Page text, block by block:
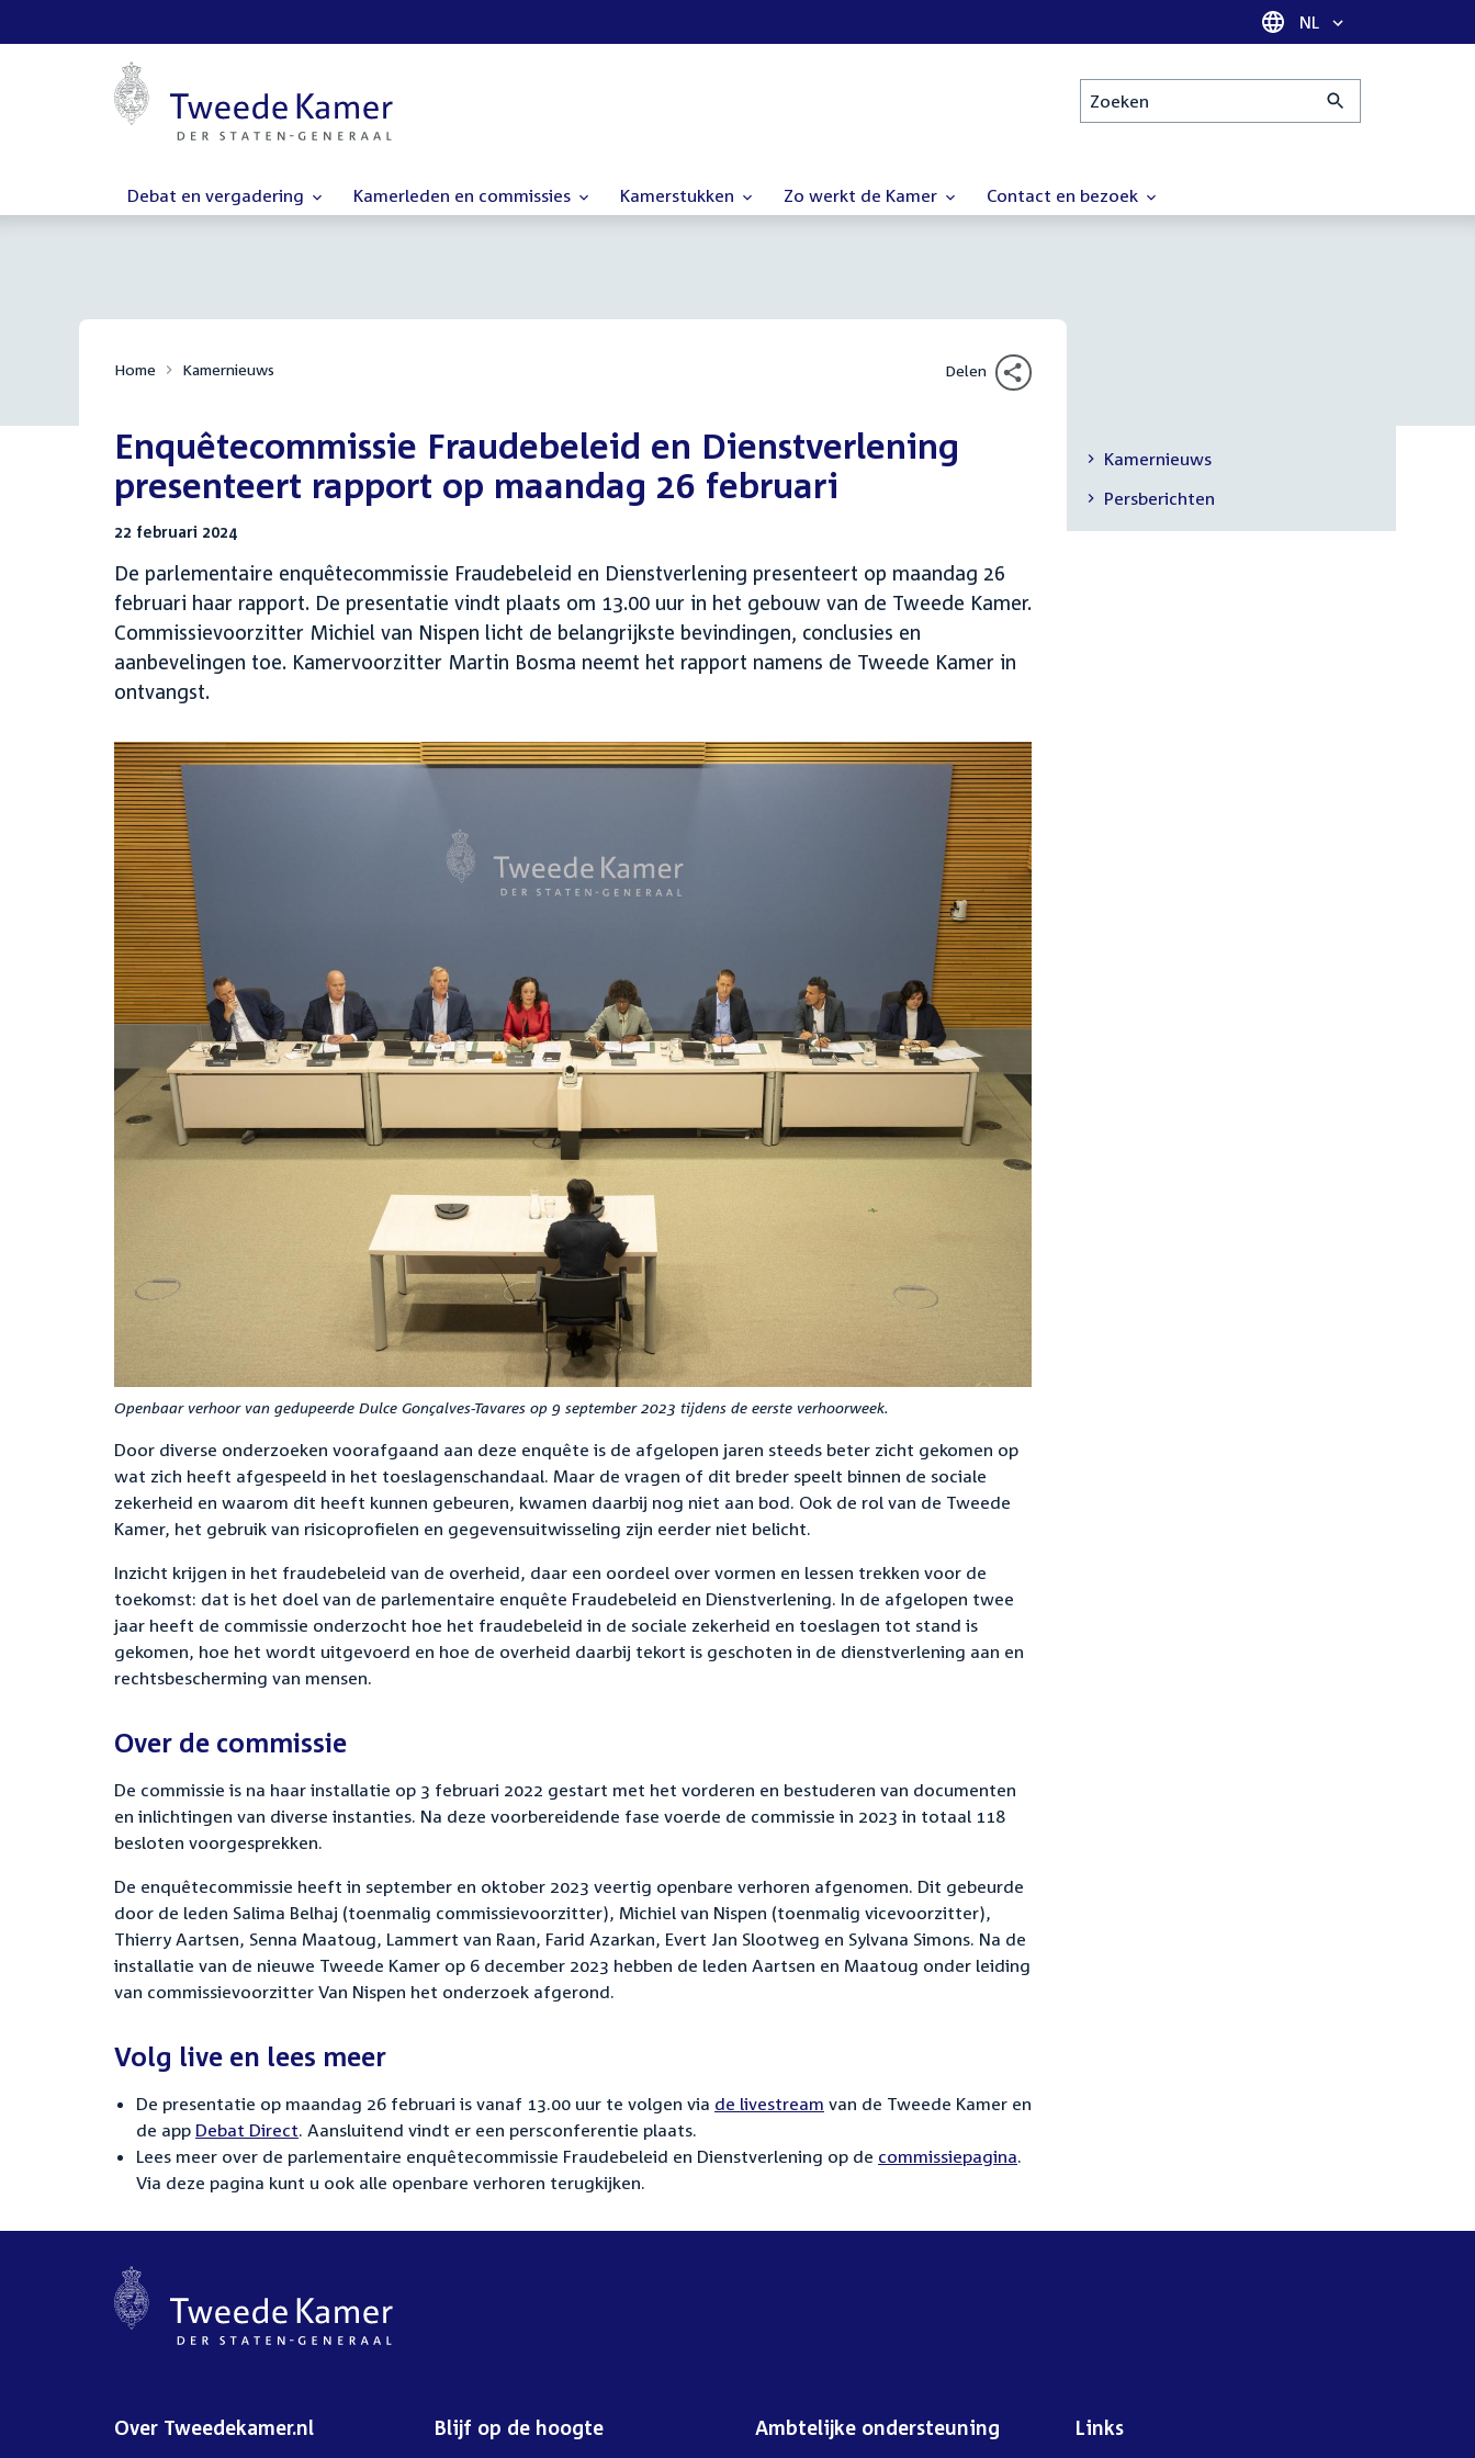
Taal selectie
NL
Zoeken
Debat en vergadering Kamerleden en commissies Kamerstukken Zo werkt de Kamer Contact en bezoek
Home Kamernieuws Delen
Enquêtecommissie Fraudebeleid en Dienstverlening
presenteert rapport op maandag 26 februari
22 februari 2024
De parlementaire enquêtecommissie Fraudebeleid en Dienstverlening presenteert op maandag 26
februari haar rapport. De presentatie vindt plaats om 13.00 uur in het gebouw van de Tweede Kamer.
Commissievoorzitter Michiel van Nispen licht de belangrijkste bevindingen, conclusies en
aanbevelingen toe. Kamervoorzitter Martin Bosma neemt het rapport namens de Tweede Kamer in
ontvangst.
Openbaar verhoor van gedupeerde Dulce Gonçalves-Tavares op 9 september 2023 tijdens de eerste verhoorweek.
Door diverse onderzoeken voorafgaand aan deze enquête is de afgelopen jaren steeds beter zicht gekomen op
wat zich heeft afgespeeld in het toeslagenschandaal. Maar de vragen of dit breder speelt binnen de sociale
zekerheid en waarom dit heeft kunnen gebeuren, kwamen daarbij nog niet aan bod. Ook de rol van de Tweede
Kamer, het gebruik van risicoprofielen en gegevensuitwisseling zijn eerder niet belicht.
Inzicht krijgen in het fraudebeleid van de overheid, daar een oordeel over vormen en lessen trekken voor de
toekomst: dat is het doel van de parlementaire enquête Fraudebeleid en Dienstverlening. In de afgelopen twee
jaar heeft de commissie onderzocht hoe het fraudebeleid in de sociale zekerheid en toeslagen tot stand is
gekomen, hoe het wordt uitgevoerd en hoe de overheid daarbij tekort is geschoten in de dienstverlening aan en
rechtsbescherming van mensen.
Over de commissie
De commissie is na haar installatie op 3 februari 2022 gestart met het vorderen en bestuderen van documenten
en inlichtingen van diverse instanties. Na deze voorbereidende fase voerde de commissie in 2023 in totaal 118
besloten voorgesprekken.
De enquêtecommissie heeft in september en oktober 2023 veertig openbare verhoren afgenomen. Dit gebeurde
door de leden Salima Belhaj (toenmalig commissievoorzitter), Michiel van Nispen (toenmalig vicevoorzitter),
Thierry Aartsen, Senna Maatoug, Lammert van Raan, Farid Azarkan, Evert Jan Slootweg en Sylvana Simons. Na de
installatie van de nieuwe Tweede Kamer op 6 december 2023 hebben de leden Aartsen en Maatoug onder leiding
van commissievoorzitter Van Nispen het onderzoek afgerond.
Volg live en lees meer
De presentatie op maandag 26 februari is vanaf 13.00 uur te volgen via de livestream van de Tweede Kamer en
de app Debat Direct. Aansluitend vindt er een persconferentie plaats.
Lees meer over de parlementaire enquêtecommissie Fraudebeleid en Dienstverlening op de commissiepagina.
Via deze pagina kunt u ook alle openbare verhoren terugkijken.
Secundaire
navigatie
Kamernieuws
Persberichten
Over Tweedekamer.nl Blijf op de hoogte Ambtelijke ondersteuning Links